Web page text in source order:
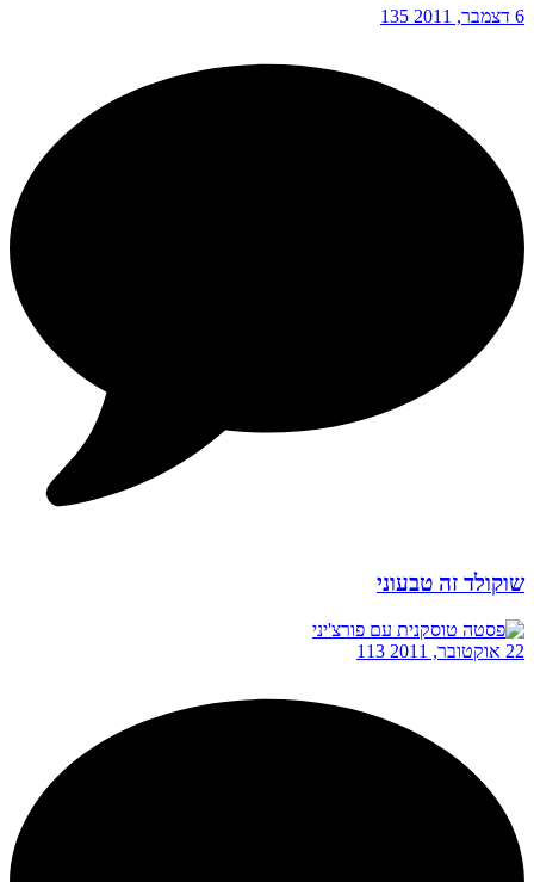
6 דצמבר, 2011 135
שוקולד זה טבעוני
22 אוקטובר, 2011 113